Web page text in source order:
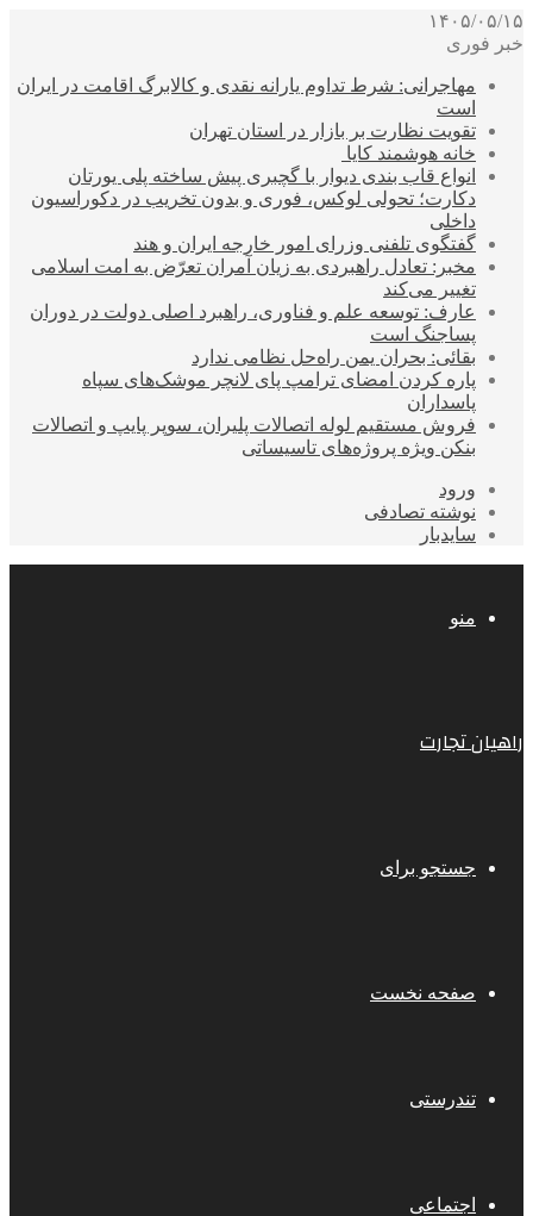
۱۴۰۵/۰۵/۱۵
خبر فوری
مهاجرانی: شرط تداوم یارانه نقدی و کالابرگ اقامت در ایران
است
تقویت نظارت بر بازار در استان تهران
خانه هوشمند کایا
انواع قاب بندی دیوار با گچبری پیش ساخته پلی یورتان
دکارت؛ تحولی لوکس، فوری و بدون تخریب در دکوراسیون
داخلی
گفتگوی تلفنی وزرای امور خارجه ایران و هند
مخبر: تعادل راهبردی به زیان آمران تعرّض به امت اسلامی
تغییر می‌کند
عارف: توسعه علم و فناوری، راهبرد اصلی دولت در دوران
پساجنگ است
بقائی: بحران یمن راه‌حل نظامی ندارد
پاره کردن امضای ترامپ پای لانچر موشک‌های سپاه
پاسداران
فروش مستقیم لوله اتصالات پلیران، سوپر پایپ و اتصالات
بنکن ویژه پروژه‌های تاسیساتی
ورود
نوشته تصادفی
سایدبار
منو
راهیان تجارت
جستجو برای
صفحه نخست
تندرستی
اجتماعی